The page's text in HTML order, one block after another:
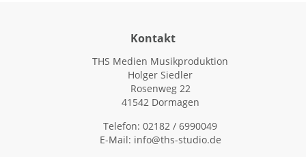
Kontakt
THS Medien Musikproduktion
Holger Siedler
Rosenweg 22
41542 Dormagen
Telefon: 02182 / 6990049
E-Mail: info@ths-studio.de